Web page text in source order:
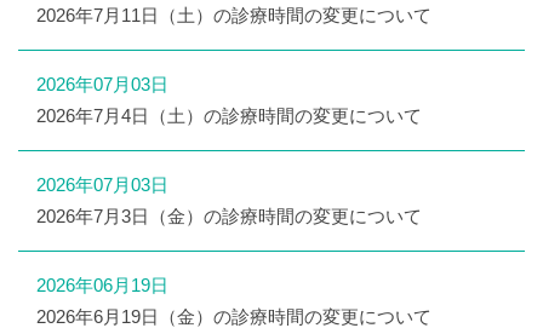
2026年7月11日（土）の診療時間の変更について
2026年07月03日
2026年7月4日（土）の診療時間の変更について
2026年07月03日
2026年7月3日（金）の診療時間の変更について
2026年06月19日
2026年6月19日（金）の診療時間の変更について